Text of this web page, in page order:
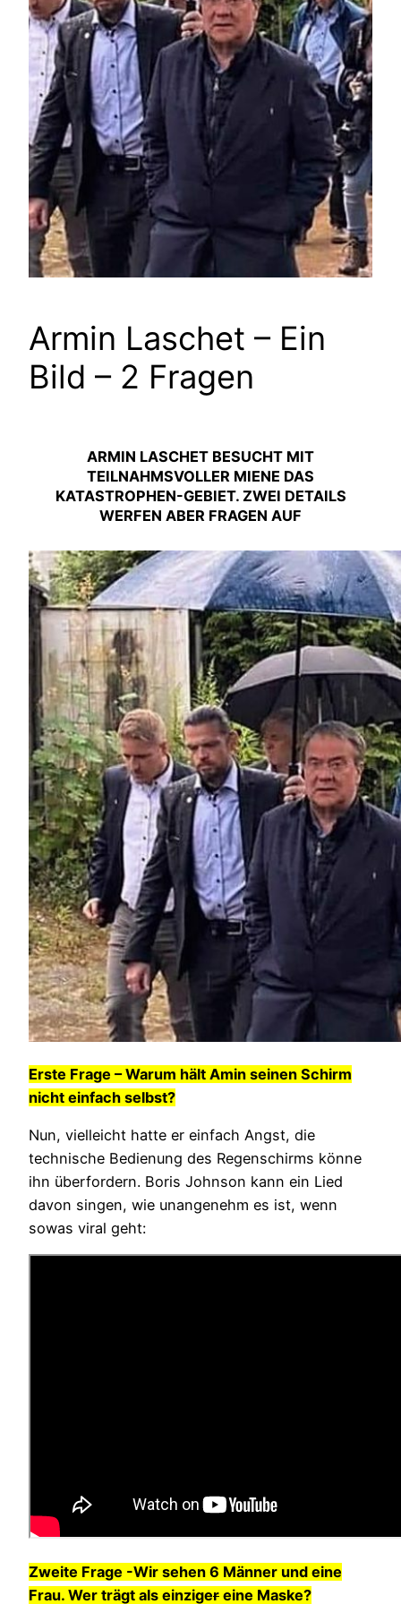
Armin Laschet – Ein
Bild – 2 Fragen
ARMIN LASCHET BESUCHT MIT
TEILNAHMSVOLLER MIENE DAS
KATASTROPHEN-GEBIET. ZWEI DETAILS
WERFEN ABER FRAGEN AUF
Erste Frage – Warum hält Amin seinen Schirm
nicht einfach selbst?
Nun, vielleicht hatte er einfach Angst, die
technische Bedienung des Regenschirms könne
ihn überfordern. Boris Johnson kann ein Lied
davon singen, wie unangenehm es ist, wenn
sowas viral geht:
Zweite Frage -Wir sehen 6 Männer und eine
Frau. Wer trägt als einziger eine Maske?